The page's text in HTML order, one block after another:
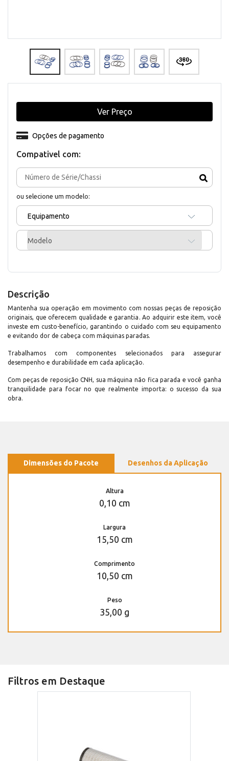
Compativel com:
ou selecione um modelo:
Equipamento
Modelo
Opções de pagamento
Ver Preço
Descrição
Mantenha sua operação em movimento com nossas peças de reposição
originais, que oferecem qualidade e garantia. Ao adquirir este item, você
investe em custo-benefício, garantindo o cuidado com seu equipamento
e evitando dor de cabeça com máquinas paradas.
Trabalhamos com componentes selecionados para assegurar
desempenho e durabilidade em cada aplicação.
Com peças de reposição CNH, sua máquina não fica parada e você ganha
tranquilidade para focar no que realmente importa: o sucesso da sua
obra.
Dimensões do Pacote Desenhos da Aplicação
Altura
0,10 cm
Largura
15,50 cm
Comprimento
10,50 cm
Peso
35,00 g
Filtros em Destaque